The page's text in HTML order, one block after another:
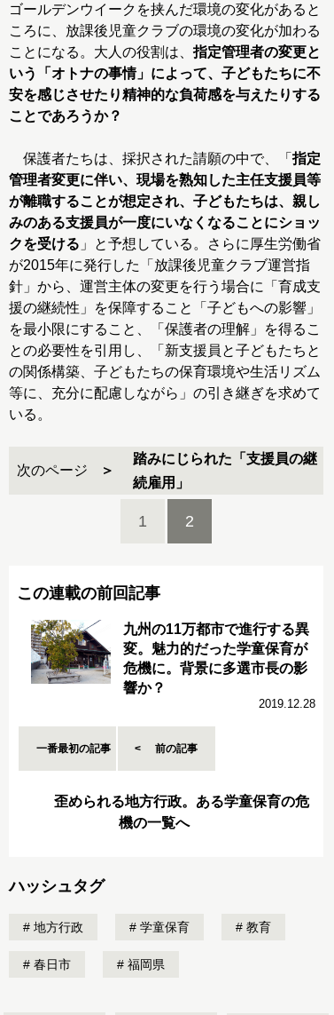
ゴールデンウイークを挟んだ環境の変化があると
ころに、放課後児童クラブの環境の変化が加わる
ことになる。大人の役割は、指定管理者の変更と
いう「オトナの事情」によって、子どもたちに不
安を感じさせたり精神的な負荷感を与えたりする
ことであろうか？
保護者たちは、採択された請願の中で、「指定
管理者変更に伴い、現場を熟知した主任支援員等
が離職することが想定され、子どもたちは、親し
みのある支援員が一度にいなくなることにショッ
クを受ける 」と予想している。さらに厚生労働省
が2015年に発行した「放課後児童クラブ運営指
針」から、運営主体の変更を行う場合に「育成支
援の継続性」を保障すること「子どもへの影響」
を最小限にすること、「保護者の理解」を得るこ
との必要性を引用し、「新支援員と子どもたちと
の関係構築、子どもたちの保育環境や生活リズム
等に、充分に配慮しながら」の引き継ぎを求めて
いる。
次のページ
踏みにじられた「支援員の継
続雇用」
1 2
この連載の前回記事
九州の11万都市で進行する異
変。魅力的だった学童保育が
危機に。背景に多選市長の影
響か？
2019.12.28
一番最初の記事 前の記事
歪められる地方行政。ある学童保育の危
機の一覧へ
ハッシュタグ
地方行政 学童保育 教育
春日市 福岡県